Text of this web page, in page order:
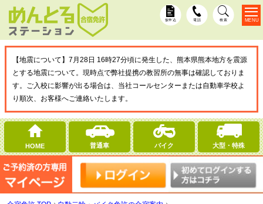
仮申込 電話 検索
【地震について】7月28日 16時27分頃に発生した、熊本県熊本地方を震源
とする地震について。現時点で弊社提携の教習所の無事は確認しておりま
す。ご入校に影響が出る場合は、当社コールセンターまたは自動車学校よ
り順次、お客様へご連絡いたします。
HOME 普通車 バイク 大型・特殊
MENU